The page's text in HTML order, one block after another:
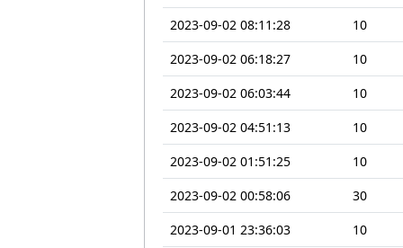
2023-09-02 08:11:28
10
2023-09-02 06:18:27
10
2023-09-02 06:03:44
10
2023-09-02 04:51:13
10
2023-09-02 01:51:25
10
2023-09-02 00:58:06
30
2023-09-01 23:36:03
10